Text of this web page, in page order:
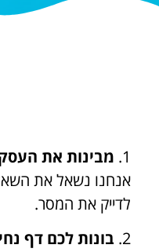
1. מבינות את
אנחנו נשאל את
לדייק את המסר.
2. בונות לכם דף